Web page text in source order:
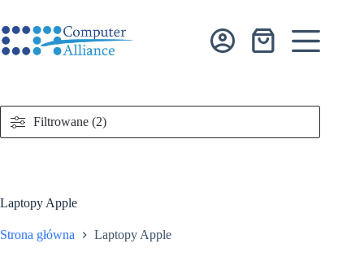
treści
Koszyk
Laptopy Apple
Strona główna Laptopy Apple
Filtrowane (2)